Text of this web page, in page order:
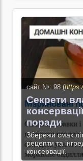
"https://
різноманітних
допомагає
швидко та
сайт №: 98 (
Секрети
поради
Збережи смак
рецепти та
консервації.